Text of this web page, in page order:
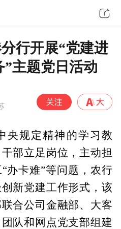
行开展“党建进
主题党日活动
央规定精神的学习教
部立足岗位，主动担
办卡难”等问题，农行
新党建工作形式，该
合公司金融部、大客
队和网点党支部组建